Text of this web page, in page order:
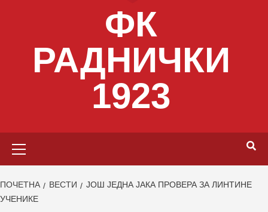
ФК
РАДНИЧКИ
1923
ПОЧЕТНА ВЕСТИ
ЈОШ ЈЕДНА ЈАКА ПРОВЕРА ЗА ЛИНТИНЕ
УЧЕНИКЕ